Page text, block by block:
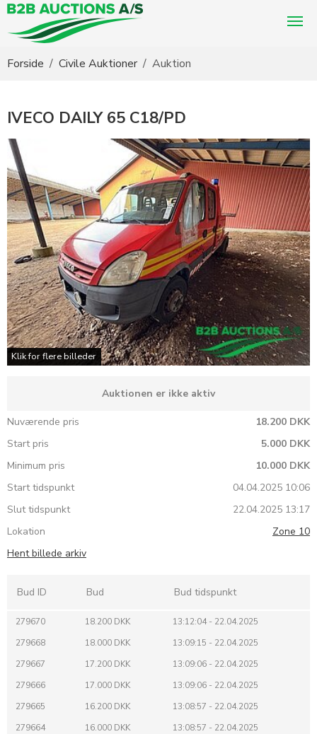
Forside Civile Auktioner Auktion
IVECO DAILY 65 C18/PD
Klik for flere billeder
Auktionen er ikke aktiv
Nuværende pris
18.200 DKK
Start pris
5.000 DKK
Minimum pris
10.000 DKK
Start tidspunkt
04.04.2025 10:06
Slut tidspunkt
22.04.2025 13:17
Lokation
Zone 10
Hent billede arkiv
Bud ID Bud Bud tidspunkt
279670 18.200 DKK
13:12:04 - 22.04.2025
279668
18.000 DKK
13:09:15 - 22.04.2025
279667
17.200 DKK
13:09:06 - 22.04.2025
279666
17.000 DKK
13:09:06 - 22.04.2025
279665
16.200 DKK
13:08:57 - 22.04.2025
279664
16.000 DKK
13:08:57 - 22.04.2025